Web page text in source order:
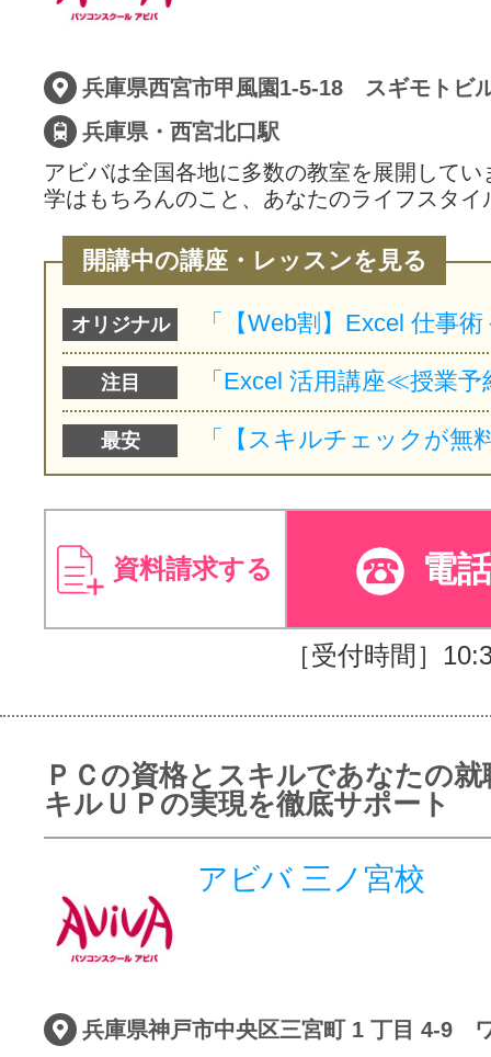
兵庫県西宮市甲風園1-5-18 スギモトビ
兵庫県・西宮北口駅
アビバは全国各地に多数の教室を展開してい
学はもちろんのこと、あなたのライフスタ
開講中の講座・レッスンを見る
オリジナル
注目
最安
資料請求する 電
［受付時間］
ＰＣの資格とスキルであなたの就
キルＵＰの実現を徹底サポート
アビバ 三ノ宮校